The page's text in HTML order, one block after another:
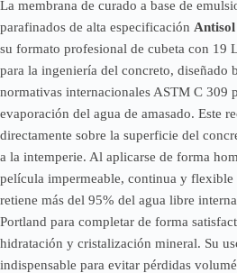
La membrana de curado a base de
parafinados de alta especificación Antisol
su formato profesional de cubeta con 19
para la ingeniería del concreto, diseñado
normativas internacionales ASTM C 309
evaporación del agua de amasado. Este
directamente sobre la superficie del
a la intemperie. Al aplicarse de forma
película impermeable, continua y flexible
retiene más del 95% del agua libre
Portland para completar de forma
hidratación y cristalización mineral. Su
indispensable para evitar pérdidas